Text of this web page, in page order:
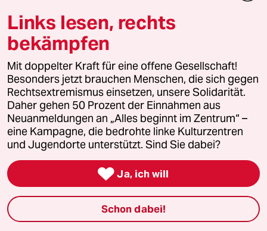
Und wie eine Ernte auf einem großen Feld (und
nicht eines kleinen Beetes) dann aussehen soll
wird auch nicht beantwortet. Wer praktische
hat, wird wissen was gemeint ist. Das mündet
dann in enorm zeitfressender, händischer
Arbeit.
Und Humusschichten aufzubauen in
Brandenburg.... da muss einige Jahre lang
Walderde zu Paste verarbeitet werden....
U u62
09.07.2023,15:09 Uhr
Links lesen, rechts
bekämpfen
Mit doppelter Kraft für eine offene Gesellschaft!
Besonders jetzt brauchen Menschen, die sich gegen
Rechtsextremismus einsetzen, unsere Solidarität.
Daher gehen 50 Prozent der Einnahmen aus
Neuanmeldungen an „Alles beginnt im Zentrum“ –
eine Kampagne, die bedrohte linke Kulturzentren
und Jugendorte unterstützt. Sind Sie dabei?
 Ja, ich will
Schon dabei!